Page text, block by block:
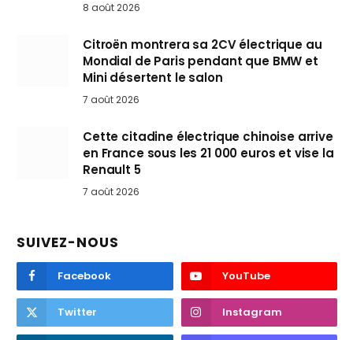
8 août 2026
Citroën montrera sa 2CV électrique au
Mondial de Paris pendant que BMW et
Mini désertent le salon
7 août 2026
Cette citadine électrique chinoise arrive
en France sous les 21 000 euros et vise la
Renault 5
7 août 2026
SUIVEZ-NOUS
Facebook YouTube
Twitter Instagram